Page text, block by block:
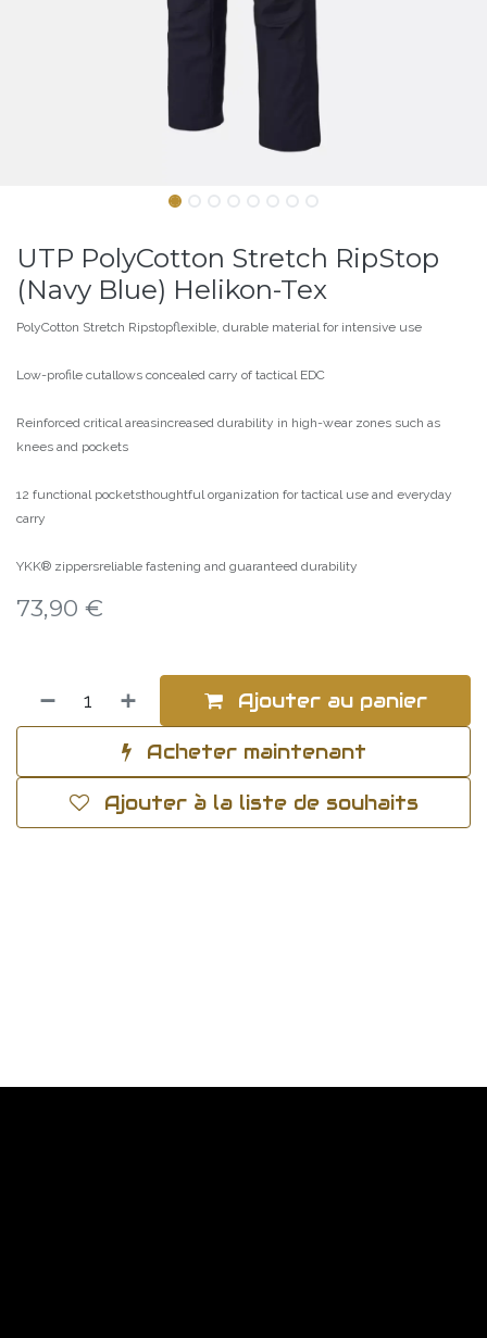
UTP PolyCotton Stretch RipStop
(Navy Blue) Helikon-Tex
PolyCotton Stretch Ripstopflexible, durable material for intensive use
Low-profile cutallows concealed carry of tactical EDC
Reinforced critical areasincreased durability in high-wear zones such as
knees and pockets
12 functional pocketsthoughtful organization for tactical use and everyday
carry
YKK® zippersreliable fastening and guaranteed durability
73,90 €
Ajouter au panier
Acheter maintenant
Ajouter à la liste de souhaits